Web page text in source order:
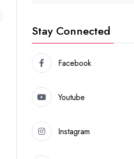
Stay Connected
Facebook
Youtube
Instagram